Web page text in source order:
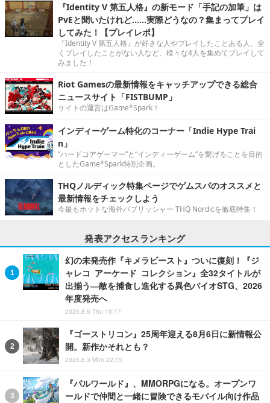
『Identity V 第五人格』の新モード「手記の加筆」は
PvEと聞いたけれど……実際どうなの？集まってプレイ
してみた！【プレイレポ】
『Identity V 第五人格』が好きな人やプレイしたことある人、全
くプレイしたことがない人など、様々な4人を集めてプレイして
みました！
Riot Gamesの最新情報をキャッチアップできる総合
ニュースサイト「FISTBUMP」
サイトの運営はGame*Spark！
インディーゲーム特化のコーナー「Indie Hype Trai
n」
“ハードコアゲーマー”と“インディーゲーム”を繋げることを目的
としたGame*Spark特別企画。
THQノルディック特集ページでゲムスパのオススメと
最新情報をチェックしよう
今最もホットな海外パブリッシャー THQ Nordicを徹底特集！
発表アクセスランキング
幻の未発売作『キメラビースト』ついに復刻！『ジ
ャレコ アーケード コレクション』全32タイトルが
出揃う―敵を捕食し進化する異色バイオSTG、2026
年度発売へ
2026.8.6 Thu 19:17
『ゴーストリコン』25周年迎える8月6日に新情報公
開。新作かそれとも？
2026.8.3 Mon 22:15
『パルワールド』、MMORPGになる。オープンワ
ールドで仲間と一緒に冒険できるモバイル向け作品